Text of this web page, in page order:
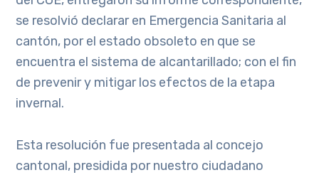
se resolvió declarar en Emergencia Sanitaria al
cantón, por el estado obsoleto en que se
encuentra el sistema de alcantarillado; con el fin
de prevenir y mitigar los efectos de la etapa
invernal.
Esta resolución fue presentada al concejo
cantonal, presidida por nuestro ciudadano